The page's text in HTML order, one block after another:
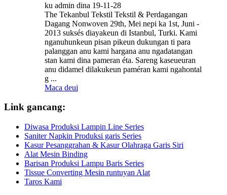
ku admin dina 19-11-28
The Tekanbul Tekstil Tekstil & Perdagangan
Dagang Nonwoven 29th, Mei nepi ka 1st, Juni -
2013 suksés diayakeun di Istanbul, Turki. Kami
nganuhunkeun pisan pikeun dukungan ti para
palanggan anu kami hargana anu ngadatangan
stan kami dina pameran éta. Sareng kaseueuran
anu didamel dilakukeun paméran kami ngahontal
g ...
Maca deui
Link gancang:
Diwasa Produksi Lampin Line Series
Saniter Napkin Produksi garis Series
Kasur Pesanggrahan & Kasur Olahraga Garis Siri
Alat Mesin Binding
Barisan Produksi Lampu Baris Series
Tissue Converting Mesin runtuyan Alat
Taros Kami